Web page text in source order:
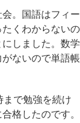
。国語はフィー
くわからないの
しました。数学
ないので単語帳
で勉強を続け
格したのです。